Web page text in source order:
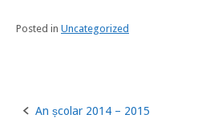
Posted in Uncategorized
Post
An școlar 2014 – 2015